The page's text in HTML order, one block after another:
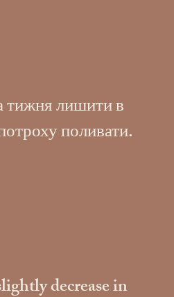
тижня лишити в
поливати.
decrease in